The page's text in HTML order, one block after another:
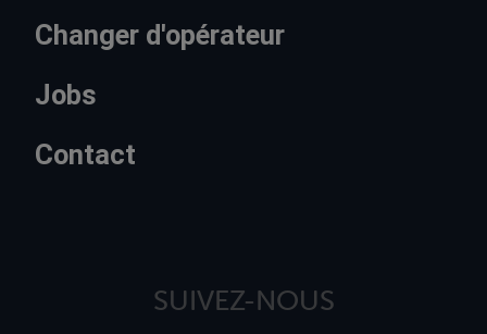
Changer d'opérateur
Jobs
Contact
SUIVEZ-NOUS